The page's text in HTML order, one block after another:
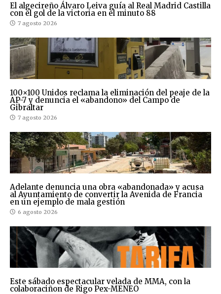
El algecireño Álvaro Leiva guía al Real Madrid Castilla
con el gol de la victoria en el minuto 88
7 agosto 2026
100×100 Unidos reclama la eliminación del peaje de la
AP-7 y denuncia el «abandono» del Campo de
Gibraltar
7 agosto 2026
Adelante denuncia una obra «abandonada» y acusa
al Ayuntamiento de convertir la Avenida de Francia
en un ejemplo de mala gestión
6 agosto 2026
Este sábado espectacular velada de MMA, con la
colaboraciñon de Rigo Pex-MENEO